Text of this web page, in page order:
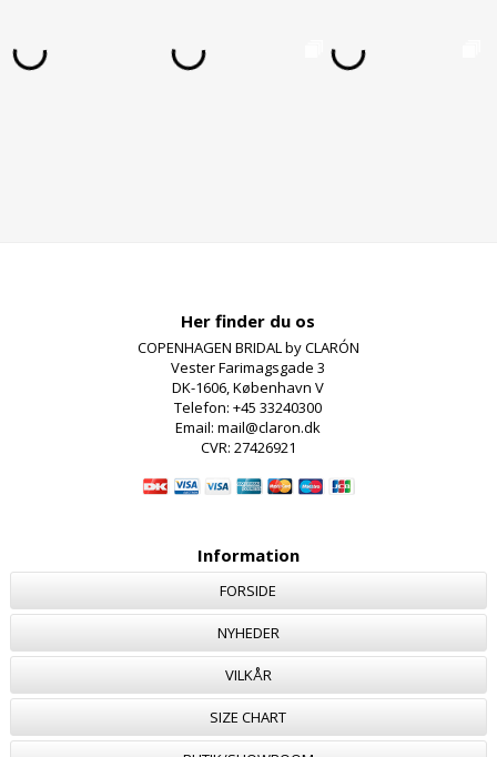
Her finder du os
COPENHAGEN BRIDAL by CLARÓN
Vester Farimagsgade 3
DK-1606, København V
Telefon: +45 33240300
Email: mail@claron.dk
CVR: 27426921
Information
FORSIDE
NYHEDER
VILKÅR
SIZE CHART